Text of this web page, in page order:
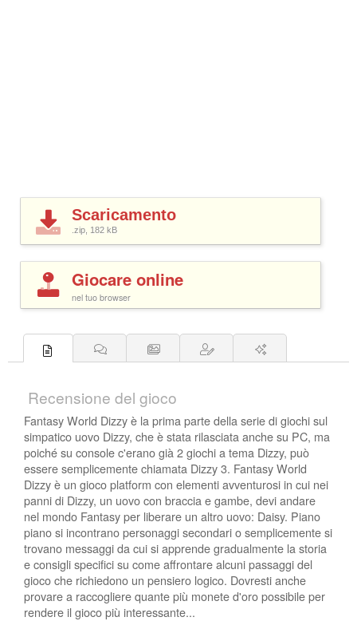
Scaricamento
.zip, 182 kB
Giocare online
nel tuo browser
Recensione del gioco
Fantasy World Dizzy è la prima parte della serie di giochi sul
simpatico uovo Dizzy, che è stata rilasciata anche su PC, ma
poiché su console c'erano già 2 giochi a tema Dizzy, può
essere semplicemente chiamata Dizzy 3. Fantasy World
Dizzy è un gioco platform con elementi avventurosi in cui nei
panni di Dizzy, un uovo con braccia e gambe, devi andare
nel mondo Fantasy per liberare un altro uovo: Daisy. Piano
piano si incontrano personaggi secondari o semplicemente si
trovano messaggi da cui si apprende gradualmente la storia
e consigli specifici su come affrontare alcuni passaggi del
gioco che richiedono un pensiero logico. Dovresti anche
provare a raccogliere quante più monete d'oro possibile per
rendere il gioco più interessante...